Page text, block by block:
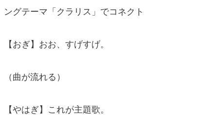
ングテーマ「クラリス」でコネクト
【おぎ】おお、すげすげ。
（曲が流れる）
【やはぎ】これが主題歌。